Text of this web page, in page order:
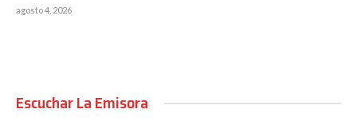
agosto 4, 2026
Escuchar La Emisora